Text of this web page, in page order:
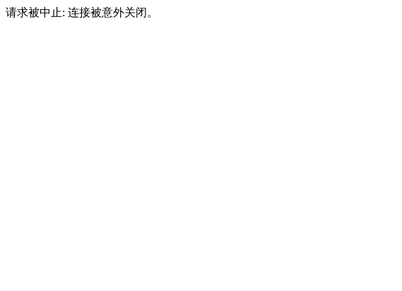
请求被中止: 连接被意外关闭。